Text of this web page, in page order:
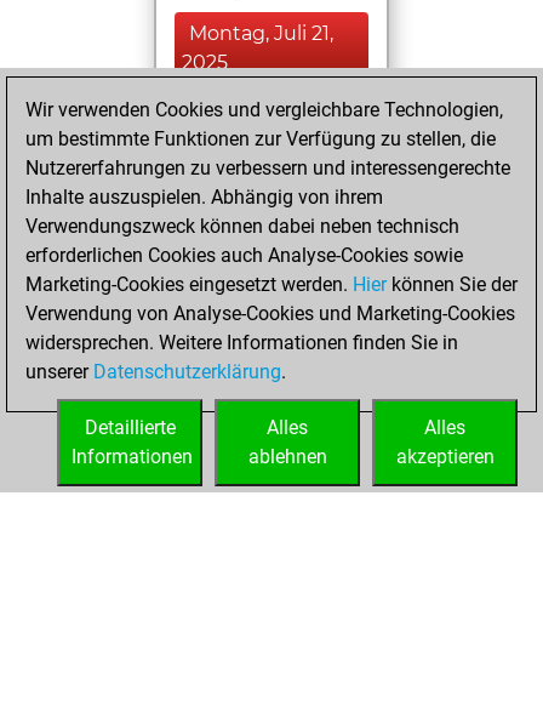
Montag, Juli 21,
2025
You achieved a
BeautyScore of 13
Fritz
achieved a new Elo
of 1590
Donnerstag, Juni
26, 2025
You created
your Fritz account
Wir verwenden Cookies und vergleichbare Technologien,
um bestimmte Funktionen zur Verfügung zu stellen, die
Nutzererfahrungen zu verbessern und interessengerechte
Inhalte auszuspielen. Abhängig von ihrem
Verwendungszweck können dabei neben technisch
erforderlichen Cookies auch Analyse-Cookies sowie
Marketing-Cookies eingesetzt werden. Hierkönnen Sie der
Verwendung von Analyse-Cookies und Marketing-Cookies
widersprechen. Weitere Informationen finden Sie in
unserer Datenschutzerklärung.
Alles
akzeptieren
Alles
ablehnen
Detaillierte
Informationen